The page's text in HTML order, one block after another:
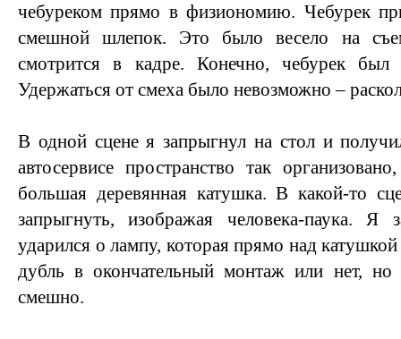
чебуреком прямо в физиономию. Чебурек
смешной шлепок. Это было весело на
смотрится в кадре. Конечно, чебурек был
Удержаться от смеха было невозможно –
В одной сцене я запрыгнул на стол и
автосервисе пространство так
большая деревянная катушка. В какой-то
запрыгнуть, изображая человека-паука.
ударился о лампу, которая прямо над
дубль в окончательный монтаж или нет,
смешно.